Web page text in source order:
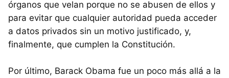
órganos que velan porque no se abusen de ellos y
para evitar que cualquier autoridad pueda acceder
a datos privados sin un motivo justificado, y,
finalmente, que cumplen la Constitución.
Por último, Barack Obama fue un poco más allá a la